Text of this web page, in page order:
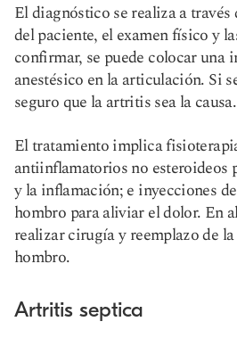
El diagnóstico se realiza a
del paciente, el examen físico y
confirmar, se puede colocar una
anestésico en la articulación. Si
seguro que la artritis sea la causa.
El tratamiento implica
antiinflamatorios no esteroideos
y la inflamación; e inyecciones
hombro para aliviar el dolor. En
realizar cirugía y reemplazo de
hombro.
Artritis septica